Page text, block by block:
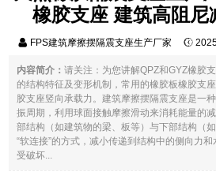
橡胶支座 建筑高阻尼
FPS建筑摩擦摆隔震支座生产厂家
内容简介：请关注：为您讲解QPZ和GYZ橡胶
的结构特征及变形机制，常用的橡胶板橡胶支
胶支座竖向承载力。建筑摩擦摆隔震支座是一
振周期，利用球面接触摩擦滑动来消耗能量的
部结构（如建筑物的梁、板等）与下部结构（
“软连接”的方式，减小传递到结构中的侧向力
受破坏...